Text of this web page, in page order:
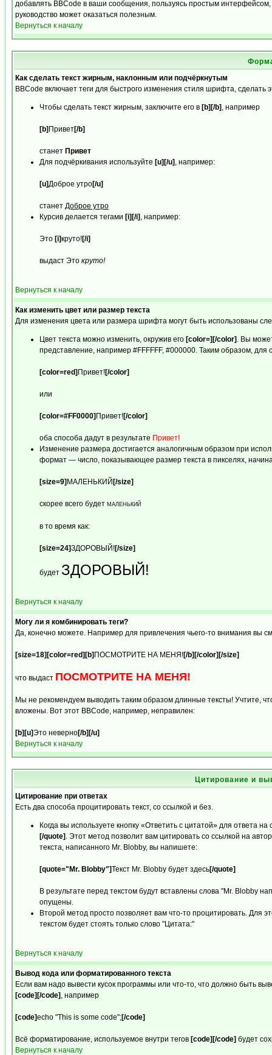
добавлять BBCode в ваши сообщения, пользуясь простым
руководство может оказаться полезным.
Вернуться к началу
Как сделать текст жирным, наклонным или подчёркнутым
BBCode включает теги для быстрого изменения стиля шрифта,
Чтобы сделать текст жирным, заключите его в [b][/b] , например
[b] Привет[/b]
станет Привет
Для подчёркивания используйте [u][/u] , например:
[u]Доброе утро[/u]
станет Доброе утро
Курсив делается тегами [i][/i] , например:
Это [i]круто![/i]
выдаст Это круто!
Вернуться к началу
Как изменить цвет или размер текста
Для изменения цвета или размера шрифта могут быть использованы
Цвет текста можно изменить, окружив его [color=][/color] . Вы
представление, например #FFFFFF, #000000. Таким образом, для
[color=red] Привет![/color]
или
[color=#FF0000] Привет![/color]
оба способа дадут в результате Привет!
Изменение размера достигается аналогичным образом при
формат — число, показывающее размер текста в пикселях,
[size=9] МАЛЕНЬКИЙ [/size]
скорее всего будет МАЛЕНЬКИЙ
в то время как:
[size=24]ЗДОРОВЫЙ![/size]
будет ЗДОРОВЫЙ!
Вернуться к началу
Могу ли я комбинировать теги?
Да, конечно можете. Например для привлечения чьего-то внимания вы
[size=18][color=red][b] ПОСМОТРИТЕ НА МЕНЯ![/b][/color][/size]
что выдаст ПОСМОТРИТЕ НА МЕНЯ!
Мы не рекомендуем выводить таким образом длинные тексты! Учтите,
вложены. Вот этот BBCode, например, неправилен:
[b][u]Это неверно[/b][/u]
Вернуться к началу
Цитирование и
Цитирование при ответах
Есть два способа процитировать текст, со ссылкой и без.
Когда вы используете кнопку «Ответить с цитатой» для ответа
[/quote] . Этот метод позволит вам цитировать со ссылкой на
текста, написанного Mr. Blobby, вы напишете:
[quote="Mr. Blobby"]Текст Mr. Blobby будет здесь[/quote]
В результате перед текстом будут вставлены слова "Mr. Blobby
опущены.
Второй метод просто позволяет вам что-то процитировать. Для
текстом будет стоять только слово "Цитата:"
Вернуться к началу
Вывод кода или форматированного текста
Если вам надо вывести кусок программы или что-то, что должно быть
[code][/code] , например
[code]echo "This is some code";[/code]
Всё форматирование, используемое внутри тегов [code][/code] будет
Вернуться к началу